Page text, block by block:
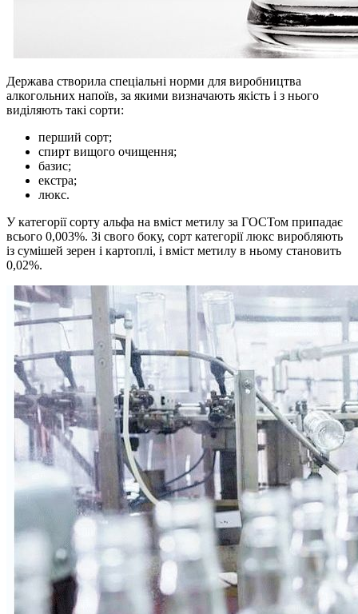
Держава створила спеціальні норми для виробництва
алкогольних напоїв, за якими визначають якість і з нього
виділяють такі сорти:
перший сорт;
спирт вищого очищення;
базис;
екстра;
люкс.
У категорії сорту альфа на вміст метилу за ГОСТом припадає
всього 0,003%. Зі свого боку, сорт категорії люкс виробляють
із сумішей зерен і картоплі, і вміст метилу в ньому становить
0,02%.